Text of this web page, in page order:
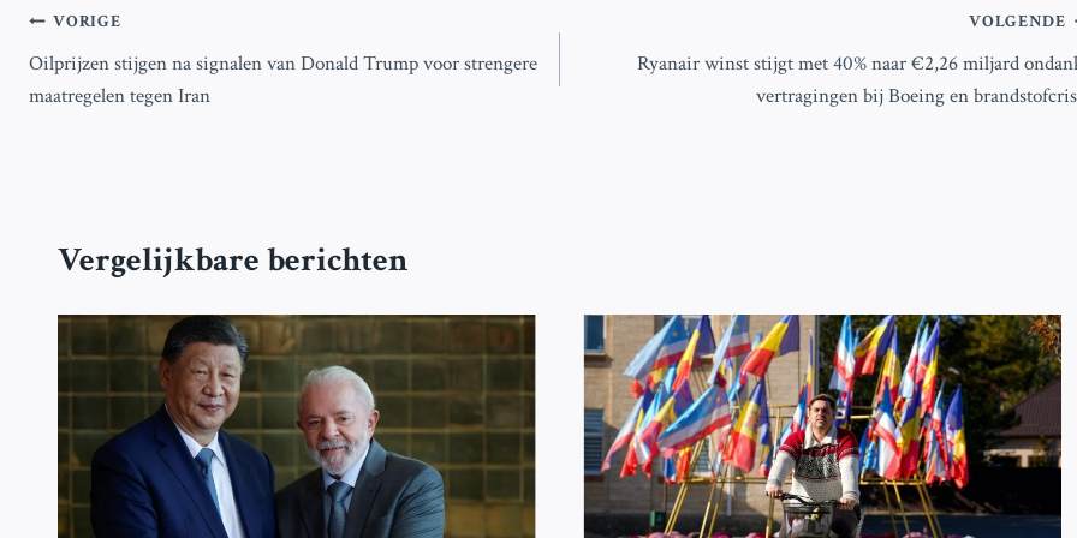
Bericht
navigatie
VORIGE
Oilprijzen stijgen na signalen van Donald Trump voor strengere
maatregelen tegen Iran
VOLGENDE
Ryanair winst stijgt met 40% naar €2,26 miljard
vertragingen bij Boeing en
Vergelijkbare berichten